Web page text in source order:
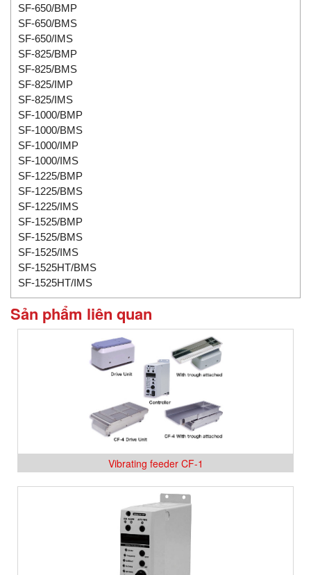
SF-650/BMP
SF-650/BMS
SF-650/IMS
SF-825/BMP
SF-825/BMS
SF-825/IMP
SF-825/IMS
SF-1000/BMP
SF-1000/BMS
SF-1000/IMP
SF-1000/IMS
SF-1225/BMP
SF-1225/BMS
SF-1225/IMS
SF-1525/BMP
SF-1525/BMS
SF-1525/IMS
SF-1525HT/BMS
SF-1525HT/IMS
Sản phẩm liên quan
Vibrating feeder CF-1